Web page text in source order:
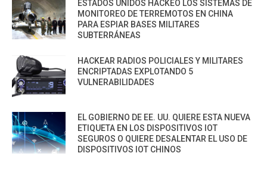
ESTADOS UNIDOS HACKEO LOS SISTEMAS DE
MONITOREO DE TERREMOTOS EN CHINA
PARA ESPIAR BASES MILITARES
SUBTERRÁNEAS
HACKEAR RADIOS POLICIALES Y MILITARES
ENCRIPTADAS EXPLOTANDO 5
VULNERABILIDADES
EL GOBIERNO DE EE. UU. QUIERE ESTA NUEVA
ETIQUETA EN LOS DISPOSITIVOS IOT
SEGUROS O QUIERE DESALENTAR EL USO DE
DISPOSITIVOS IOT CHINOS